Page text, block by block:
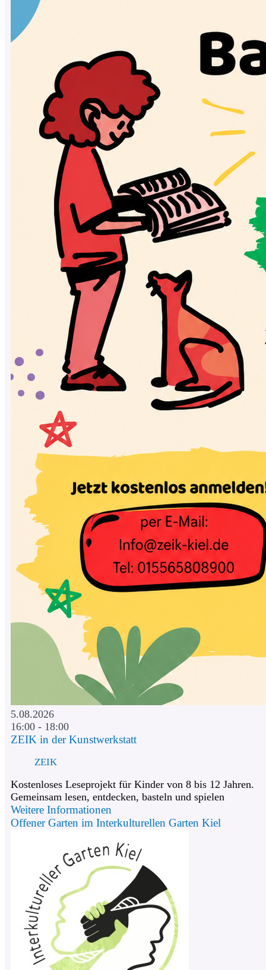
5.08.2026
16:00 - 18:00
ZEIK in der Kunstwerkstatt
ZEIK
Kostenloses Leseprojekt für Kinder von 8 bis 12 Jahren.
Gemeinsam lesen, entdecken, basteln und spielen
Weitere Informationen
Offener Garten im Interkulturellen Garten Kiel